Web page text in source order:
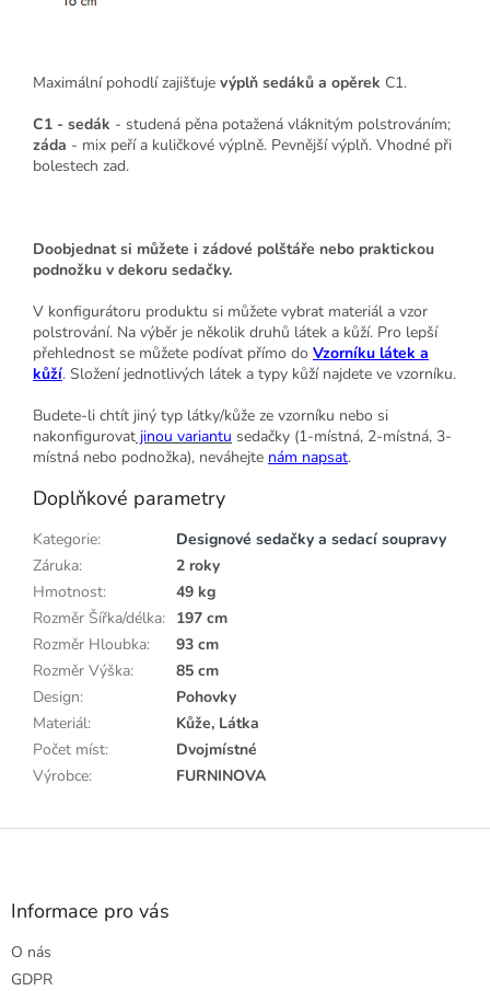
Maximální pohodlí zajišťuje výplň sedáků a opěrek C1.
C1 - sedák - studená pěna potažená vláknitým polstrováním;
záda - mix peří a kuličkové výplně. Pevnější výplň. Vhodné při
bolestech zad.
Doobjednat si můžete i zádové polštáře nebo praktickou
podnožku v dekoru sedačky.
V konfigurátoru produktu si můžete vybrat materiál a vzor
polstrování. Na výběr je několik druhů látek a kůží. Pro lepší
přehlednost se můžete podívat přímo do Vzorníku látek a
kůží. Složení jednotlivých látek a typy kůží najdete ve vzorníku.
Budete-li chtít jiný typ látky/kůže ze vzorníku nebo si
nakonfigurovat jinou variantu sedačky (1-místná, 2-místná, 3-
místná nebo podnožka), neváhejte nám napsat.
Doplňkové parametry
Kategorie:
Designové sedačky a sedací soupravy
Záruka:
2 roky
Hmotnost:
49 kg
Rozměr Šířka/délka: 197 cm
Rozměr Hloubka:
93 cm
Rozměr Výška:
85 cm
Design:
Pohovky
Materiál:
Kůže, Látka
Počet míst:
Dvojmístné
Výrobce: FURNINOVA
Z
Informace pro vás
O nás
GDPR